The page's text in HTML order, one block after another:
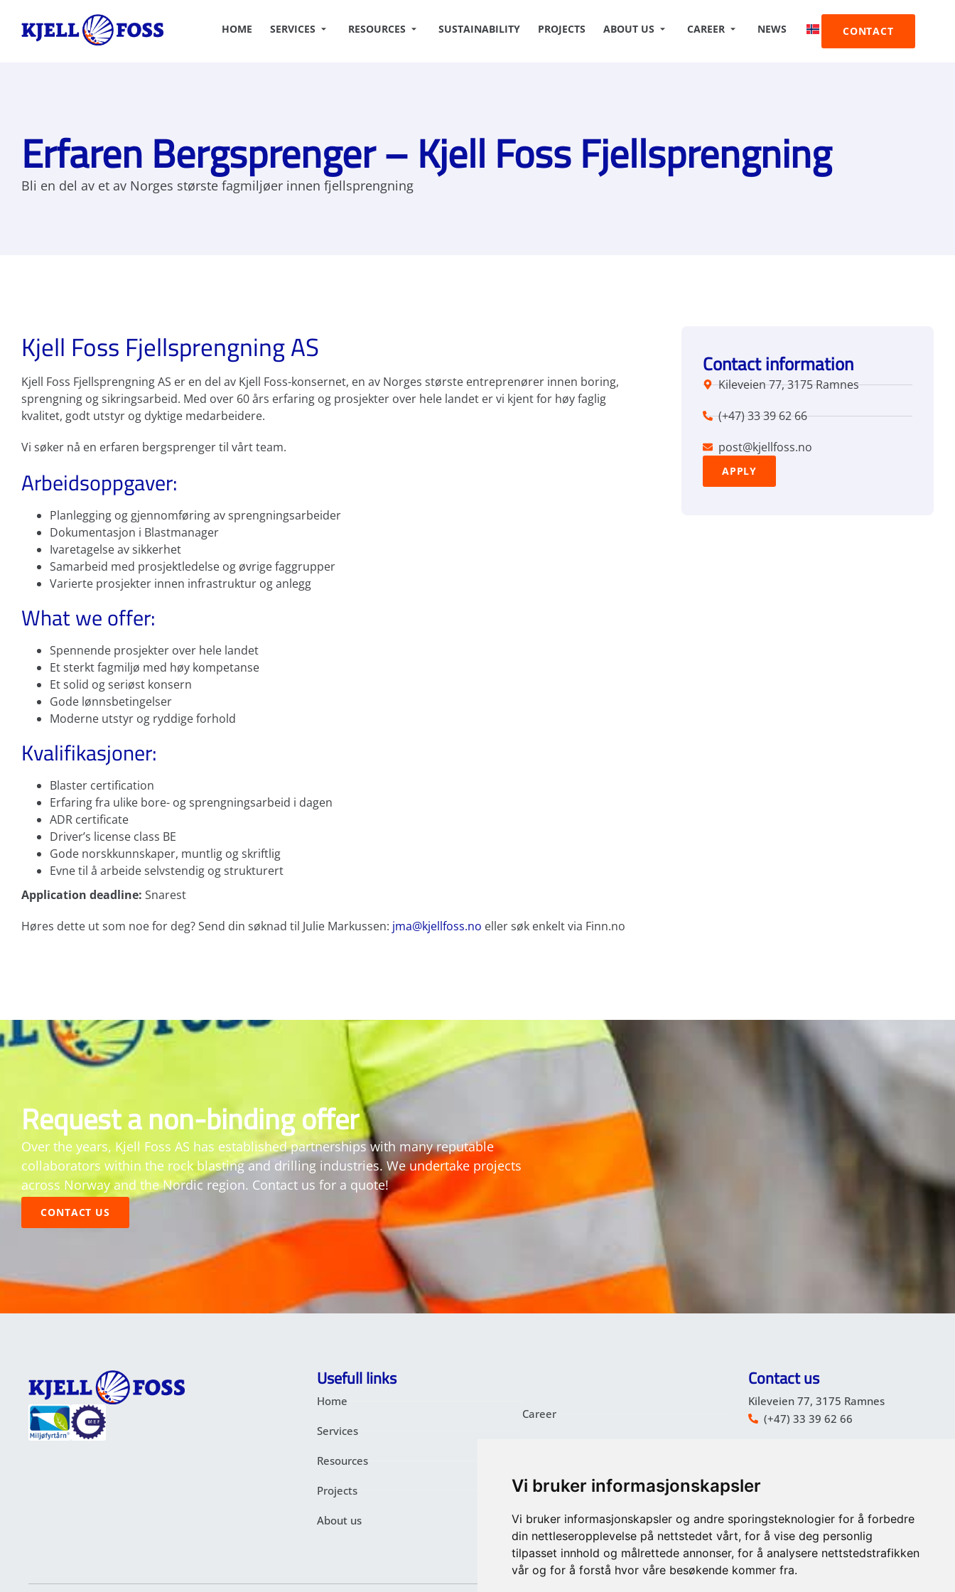
Vi bruker informasjonskapsler
Vi bruker informasjonskapsler og andre sporingsteknologier for å forbedre
din nettleseropplevelse på nettstedet vårt, for å vise deg personlig
tilpasset innhold og målrettede annonser, for å analysere nettstedstrafikken
vår og for å forstå hvor våre besøkende kommer fra.
HOME SERVICES RESOURCES SUSTAINABILITY PROJECTS ABOUT US CAREER NEWS CONTACT
Erfaren Bergsprenger – Kjell Foss Fjellsprengning
Bli en del av et av Norges største fagmiljøer innen fjellsprengning
Kjell Foss Fjellsprengning AS
Kjell Foss Fjellsprengning AS er en del av Kjell Foss-konsernet, en av Norges største entreprenører innen boring,
sprengning og sikringsarbeid. Med over 60 års erfaring og prosjekter over hele landet er vi kjent for høy faglig
kvalitet, godt utstyr og dyktige medarbeidere.
Vi søker nå en erfaren bergsprenger til vårt team.
Arbeidsoppgaver:
Planlegging og gjennomføring av sprengningsarbeider
Dokumentasjon i Blastmanager
Ivaretagelse av sikkerhet
Samarbeid med prosjektledelse og øvrige faggrupper
Varierte prosjekter innen infrastruktur og anlegg
What we offer:
Spennende prosjekter over hele landet
Et sterkt fagmiljø med høy kompetanse
Et solid og seriøst konsern
Gode lønnsbetingelser
Moderne utstyr og ryddige forhold
Kvalifikasjoner:
Blaster certification
Erfaring fra ulike bore- og sprengningsarbeid i dagen
ADR certificate
Driver’s license class BE
Gode norskkunnskaper, muntlig og skriftlig
Evne til å arbeide selvstendig og strukturert
Application deadline: Snarest
Høres dette ut som noe for deg? Send din søknad til Julie Markussen: jma@kjellfoss.no eller søk enkelt via Finn.no
Contact information
Kileveien 77, 3175 Ramnes
(+47) 33 39 62 66
post@kjellfoss.no
APPLY
Request a non-binding offer
Over the years, Kjell Foss AS has established partnerships with many reputable
collaborators within the rock blasting and drilling industries. We undertake projects
across Norway and the Nordic region. Contact us for a quote!
CONTACT US
Usefull links
Home
Services
Resources
Projects
About us
Career
Transparency Act – Procedures
Contact us
Kileveien 77, 3175 Ramnes
(+47) 33 39 62 66